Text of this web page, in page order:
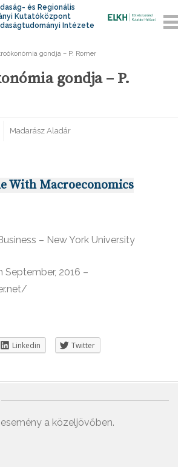
és Regionális
Kutatóközpont
Intézete
gondja – P. Romer
gondja – P.
Madarász Aladár
With Macroeconomics
– New York University
September, 2016 –
Linkedin Twitter
a közeljövőben.